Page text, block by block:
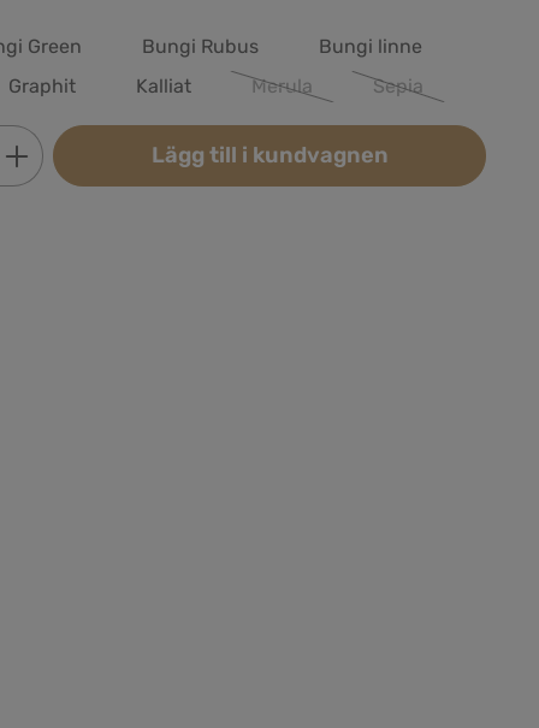
Green Bungi Rubus
Bungi linne
Graphit Kalliat Merula
(Det här alternativet är för
Sepia
(Det här
önskat belopp eller använd
Lägg till i kundvagnen